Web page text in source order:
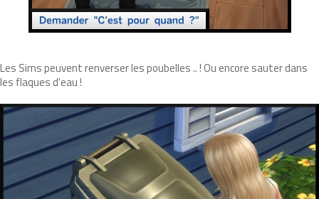
Les Sims peuvent renverser les poubelles .. ! Ou encore sauter dans
les flaques d'eau !